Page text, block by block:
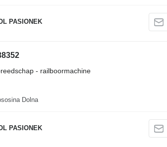
PASIONEK
- railboormachine
Dolna
PASIONEK